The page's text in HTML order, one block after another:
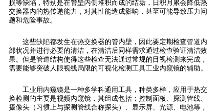
损等缺陷，特别是在管壁内侧堆积而成的结垢，日积月累会降低热
交换器内的热传递能力，对其性能造成影响，甚至可能导致压力问
题和危险事故。
这些缺陷都发生在热交换器的管内壁，因此要定期检查管道内
部状况并进行必要的清洁，在清洁后同样需求通过检查验证清洁效
果。但是管道结构使得这些检查无法通过常规的目视检测来完成，
需要能够突破人眼视线局限的可视化检测工具工业内窥镜的辅助。
工业用内窥镜是一种多学科通用工具，种类多样，应用于热交
换检测的主要是视频内窥镜，其组成包括：控制面板、探测管线、
摄像头（习惯上与探测管线合称探头）、显示屏、光源、电池等，